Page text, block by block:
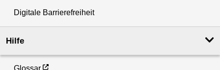
Digitale Barrierefreiheit
Hilfe